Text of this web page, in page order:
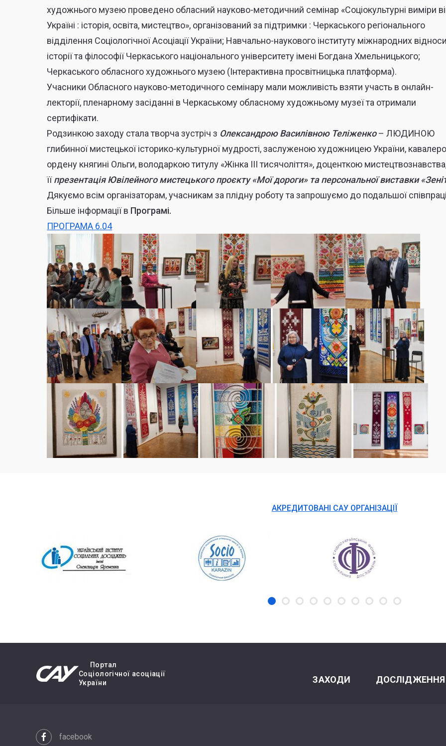
художнього музею проведено обласний науково-методичний семінар «Соціокультурні виміри
Україні : історія, освіта, мистецтво», організований за підтримки : Черкаського регіонального
відділення Соціологічної Асоціації України; Навчально-наукового інституту міжнародних
історії та філософії Черкаського національного університету імені Богдана Хмельницького;
Черкаського обласного художнього музею (Інтерактивна просвітницька платформа).
Учасники Обласного науково-методичного семінару мали можливість взяти участь в онлайн-
лекторії, пленарному засіданні в Черкаському обласному художньому музеї та отримали
сертифікати.
Родзинкою заходу стала творча зустріч з Олександрою Василівною Теліженко– ЛЮДИНОЮ
глибинної мистецької історико-культурної мудрості, заслуженою художницею України,
ордену княгині Ольги, володаркою титулу «Жінка ІІІ тисячоліття», доценткою
їїпрезентація Ювілейного мистецького проєкту «Мої дороги» та персональної виставки
Дякуємо всім організаторам, учасникам за плідну роботу та запрошуємо до подальшої
Більше інформації в Програмі.
ПРОГРАМА 6.04
АКРЕДИТОВАНІ САУ ОРГАНІЗАЦІЇ
Портал
Cоціологічної асоціації
України
ЗАХОДИ ДОСЛІДЖЕННЯ
facebook